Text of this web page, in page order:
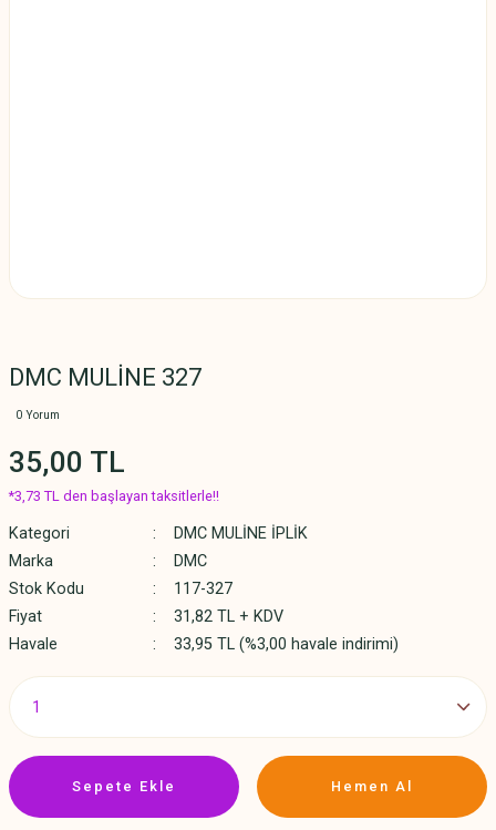
DMC MULİNE 327
0 Yorum
35,00 TL
*3,73 TL den başlayan taksitlerle!!
Kategori
DMC MULİNE İPLİK
Marka
DMC
Stok Kodu
117-327
Fiyat
31,82 TL + KDV
Havale
33,95 TL (%3,00 havale indirimi)
Sepete Ekle Hemen Al